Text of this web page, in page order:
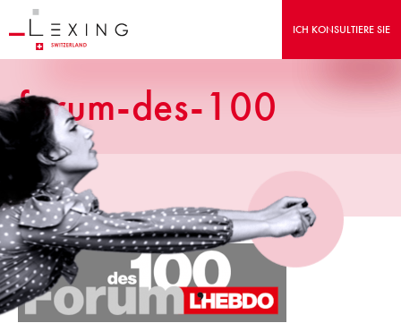
ICH KONSULTIERE SIE
forum-des-100